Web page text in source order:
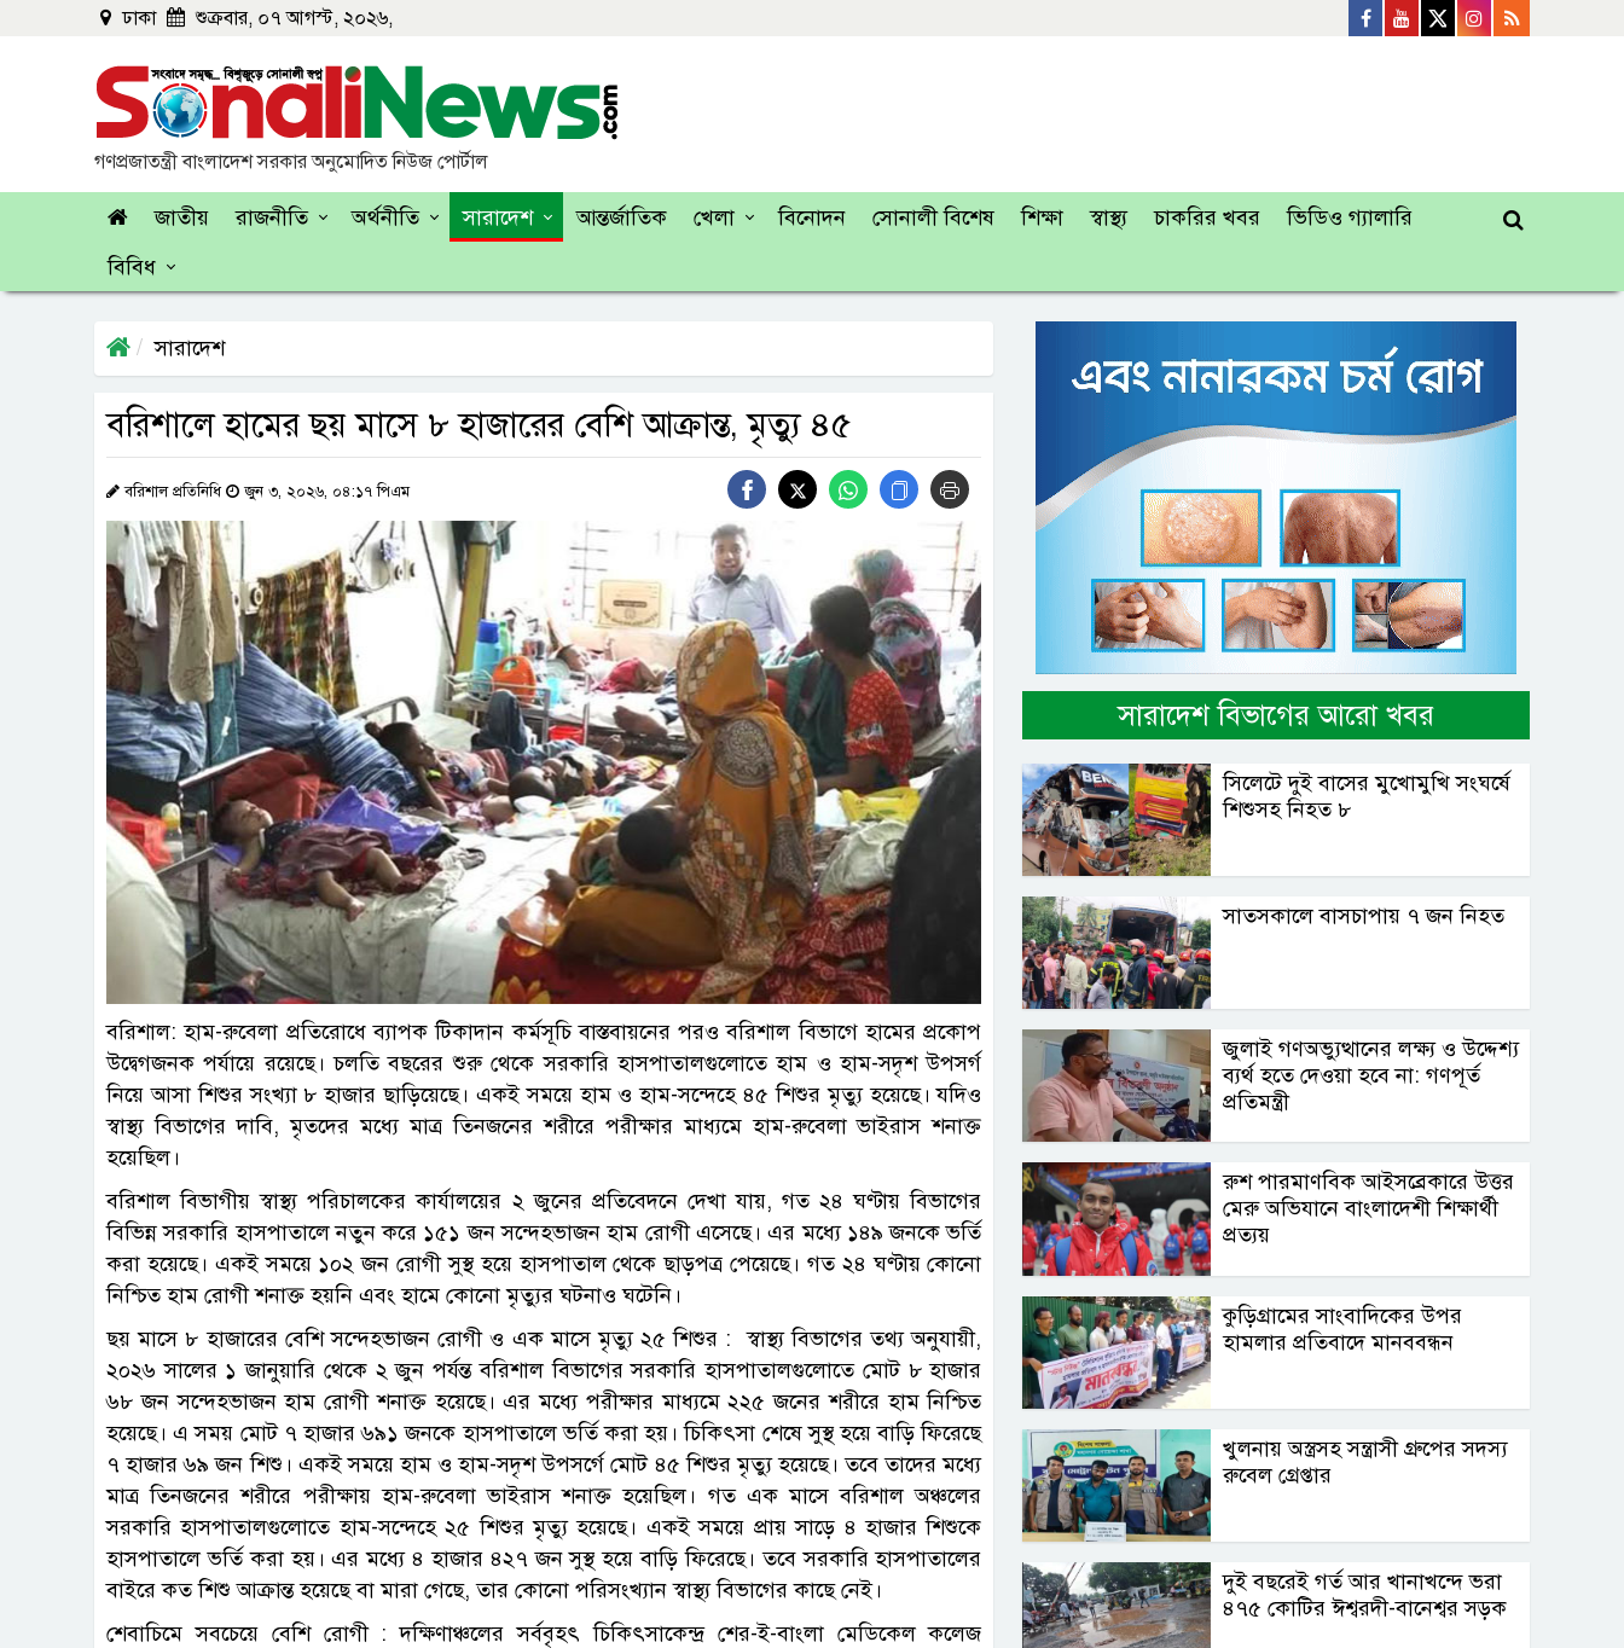
ঢাকা শুক্রবার, ০৭ আগস্ট, ২০২৬,
গণপ্রজাতন্ত্রী বাংলাদেশ সরকার অনুমোদিত নিউজ পোর্টাল
জাতীয় রাজনীতি অর্থনীতি সারাদেশ আন্তর্জাতিক খেলা বিনোদন সোনালী বিশেষ শিক্ষা স্বাস্থ্য চাকরির খবর
ভিডিও গ্যালারি
বিবিধ
সারাদেশ
বরিশালে হামের ছয় মাসে ৮ হাজারের বেশি আক্রান্ত, মৃত্যু ৪৫
বরিশাল প্রতিনিধি জুন ৩, ২০২৬, ০৪:১৭ পিএম
ছবি : প্রতিনিধি
বরিশাল: হাম-রুবেলা প্রতিরোধে ব্যাপক টিকাদান কর্মসূচি বাস্তবায়নের পরও বরিশাল বিভাগে হামের প্রকোপ
উদ্বেগজনক পর্যায়ে রয়েছে। চলতি বছরের শুরু থেকে সরকারি হাসপাতালগুলোতে হাম ও হাম-সদৃশ উপসর্গ
নিয়ে আসা শিশুর সংখ্যা ৮ হাজার ছাড়িয়েছে। একই সময়ে হাম ও হাম-সন্দেহে ৪৫ শিশুর মৃত্যু হয়েছে। যদিও
স্বাস্থ্য বিভাগের দাবি, মৃতদের মধ্যে মাত্র তিনজনের শরীরে পরীক্ষার মাধ্যমে হাম-রুবেলা ভাইরাস শনাক্ত
হয়েছিল।
বরিশাল বিভাগীয় স্বাস্থ্য পরিচালকের কার্যালয়ের ২ জুনের প্রতিবেদনে দেখা যায়, গত ২৪ ঘণ্টায় বিভাগের
বিভিন্ন সরকারি হাসপাতালে নতুন করে ১৫১ জন সন্দেহভাজন হাম রোগী এসেছে। এর মধ্যে ১৪৯ জনকে ভর্তি
করা হয়েছে। একই সময়ে ১০২ জন রোগী সুস্থ হয়ে হাসপাতাল থেকে ছাড়পত্র পেয়েছে। গত ২৪ ঘণ্টায় কোনো
নিশ্চিত হাম রোগী শনাক্ত হয়নি এবং হামে কোনো মৃত্যুর ঘটনাও ঘটেনি।
ছয় মাসে ৮ হাজারের বেশি সন্দেহভাজন রোগী ও এক মাসে মৃত্যু ২৫ শিশুর : স্বাস্থ্য বিভাগের তথ্য অনুযায়ী,
২০২৬ সালের ১ জানুয়ারি থেকে ২ জুন পর্যন্ত বরিশাল বিভাগের সরকারি হাসপাতালগুলোতে মোট ৮ হাজার
৬৮ জন সন্দেহভাজন হাম রোগী শনাক্ত হয়েছে। এর মধ্যে পরীক্ষার মাধ্যমে ২২৫ জনের শরীরে হাম নিশ্চিত
হয়েছে। এ সময় মোট ৭ হাজার ৬৯১ জনকে হাসপাতালে ভর্তি করা হয়। চিকিৎসা শেষে সুস্থ হয়ে বাড়ি ফিরেছে
৭ হাজার ৬৯ জন শিশু। একই সময়ে হাম ও হাম-সদৃশ উপসর্গে মোট ৪৫ শিশুর মৃত্যু হয়েছে। তবে তাদের মধ্যে
মাত্র তিনজনের শরীরে পরীক্ষায় হাম-রুবেলা ভাইরাস শনাক্ত হয়েছিল। গত এক মাসে বরিশাল অঞ্চলের
সরকারি হাসপাতালগুলোতে হাম-সন্দেহে ২৫ শিশুর মৃত্যু হয়েছে। একই সময়ে প্রায় সাড়ে ৪ হাজার শিশুকে
হাসপাতালে ভর্তি করা হয়। এর মধ্যে ৪ হাজার ৪২৭ জন সুস্থ হয়ে বাড়ি ফিরেছে। তবে সরকারি হাসপাতালের
বাইরে কত শিশু আক্রান্ত হয়েছে বা মারা গেছে, তার কোনো পরিসংখ্যান স্বাস্থ্য বিভাগের কাছে নেই।
শেবাচিমে সবচেয়ে বেশি রোগী : দক্ষিণাঞ্চলের সর্ববৃহৎ চিকিৎসাকেন্দ্র শের-ই-বাংলা মেডিকেল কলেজ
সারাদেশ বিভাগের আরো খবর
সিলেটে দুই বাসের মুখোমুখি সংঘর্ষে
শিশুসহ নিহত ৮
সাতসকালে বাসচাপায় ৭ জন নিহত
জুলাই গণঅভ্যুত্থানের লক্ষ্য ও উদ্দেশ্য
ব্যর্থ হতে দেওয়া হবে না: গণপূর্ত
প্রতিমন্ত্রী
রুশ পারমাণবিক আইসব্রেকারে উত্তর
মেরু অভিযানে বাংলাদেশী শিক্ষার্থী
প্রত্যয়
কুড়িগ্রামের সাংবাদিকের উপর
হামলার প্রতিবাদে মানববন্ধন
খুলনায় অস্ত্রসহ সন্ত্রাসী গ্রুপের সদস্য
রুবেল গ্রেপ্তার
দুই বছরেই গর্ত আর খানাখন্দে ভরা
৪৭৫ কোটির ঈশ্বরদী-বানেশ্বর সড়ক